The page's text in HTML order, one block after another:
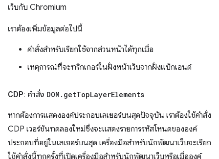
เว็บกับ Chromium
เราต้องเพิ่มข้อมูลต่อไปนี้
คำสั่งสำหรับเรียกใช้จากส่วนหน้าได้ทุกเมื่อ
เหตุการณ์ที่จะทริกเกอร์ในฝั่งหน้าเว็บจากฝั่งแบ็กเอนด์
CDP: คําสั่ง DOM . getTopLayerElements
หากต้องการแสดงองค์ประกอบเลเยอร์บนสุดปัจจุบัน เราต้องใช้คําสั่ง
CDP เวอร์ชันทดลองใหม่ซึ่งจะแสดงรายการรหัสโหนดขององค์
ประกอบที่อยู่ในเลเยอร์บนสุด เครื่องมือสำหรับนักพัฒนาเว็บจะเรียก
ใช้คําสั่งนี้ทุกครั้งที่เปิดเครื่องมือสําหรับนักพัฒนาเว็บหรือเมื่อองค์